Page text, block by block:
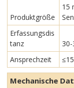
Produktgröße
15
Erfassungsdis
tanz
Ansprechzeit
Mechanische